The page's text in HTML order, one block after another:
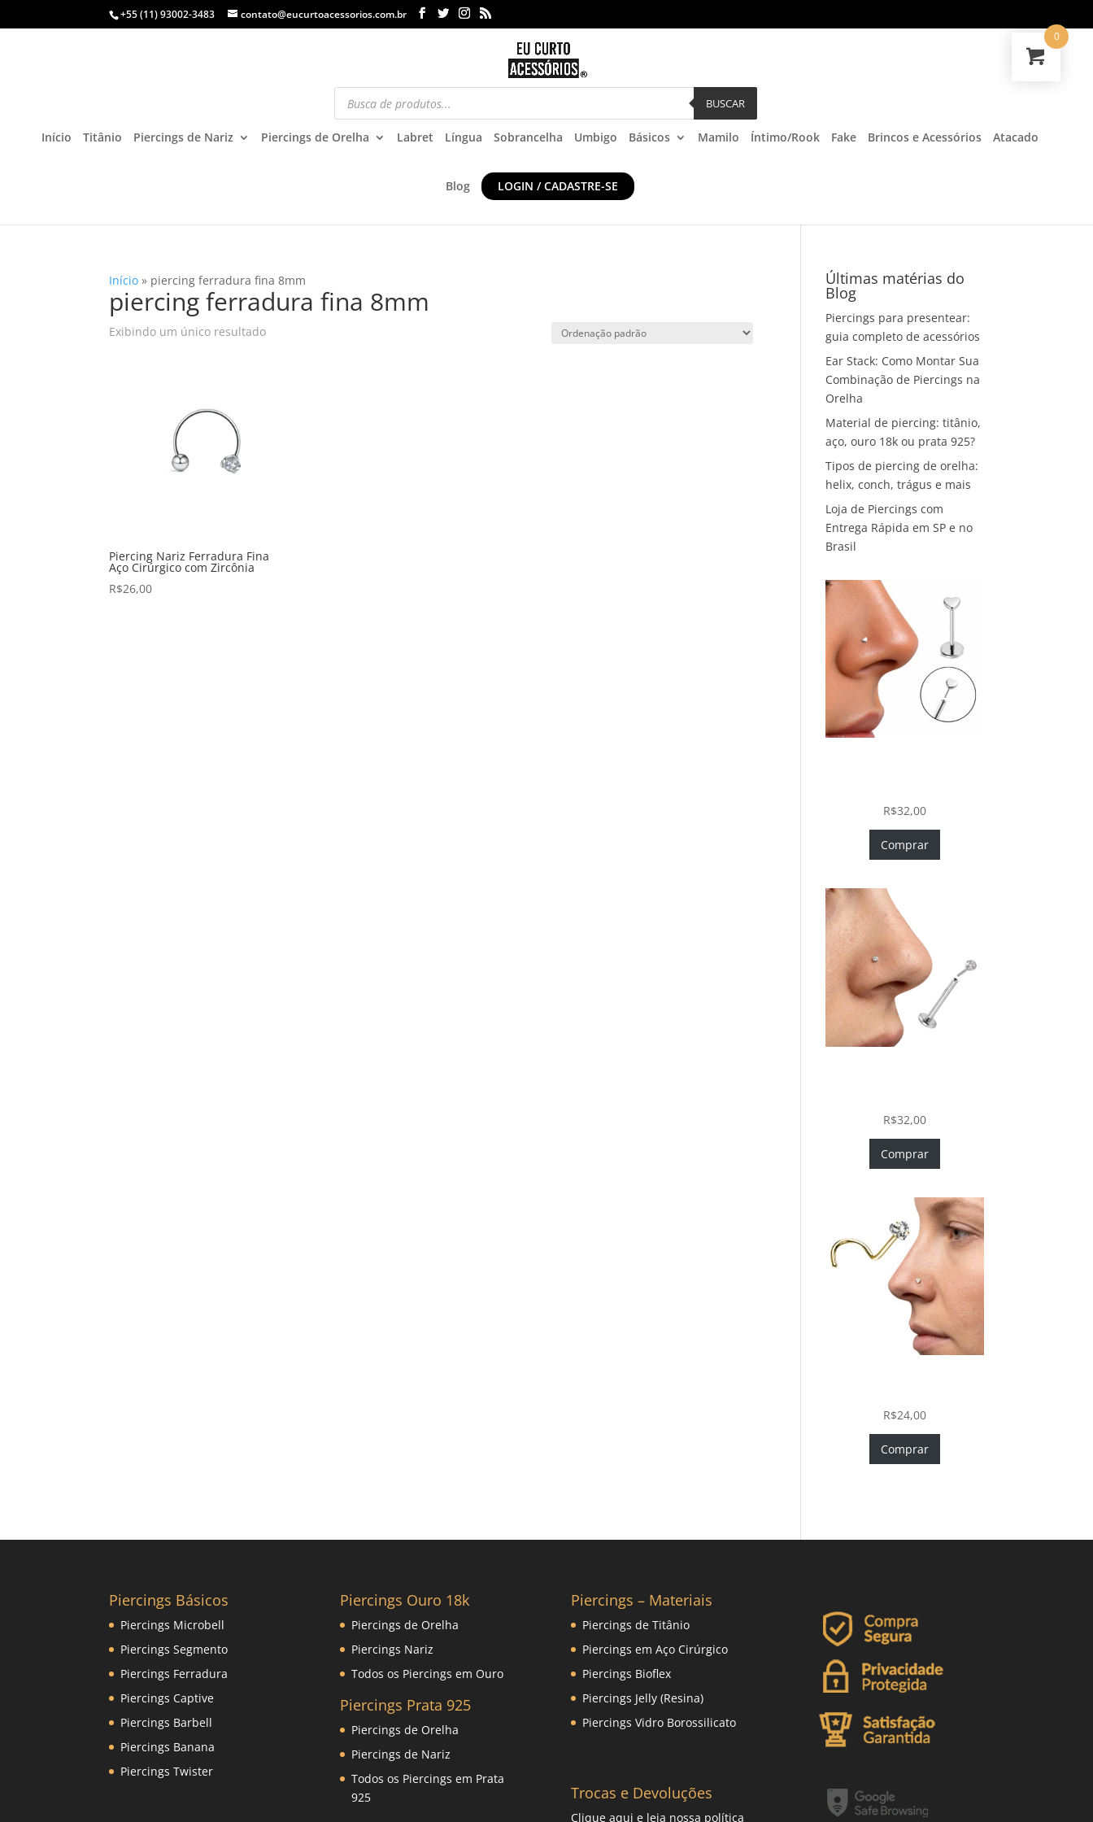
+55 (11) 93002-3483 contato@eucurtoacessorios.com.br
BUSCAR
Início Titânio Piercings de Nariz Piercings de Orelha Labret Língua Sobrancelha Umbigo Básicos Mamilo Íntimo/Rook Fake Brincos e Acessórios Atacado
Blog LOGIN / CADASTRE-SE
Início » piercing ferradura fina 8mm
piercing ferradura fina 8mm
Exibindo um único resultado
Piercing Nariz Ferradura Fina
Aço Cirúrgico com Zircônia
R$26,00
Últimas matérias do
Blog
Piercings para presentear:
guia completo de acessórios
Ear Stack: Como Montar Sua
Combinação de Piercings na
Orelha
Material de piercing: titânio,
aço, ouro 18k ou prata 925?
Tipos de piercing de orelha:
helix, conch, trágus e mais
Loja de Piercings com
Entrega Rápida em SP e no
Brasil
R$32,00
Comprar
R$32,00
Comprar
R$24,00
Comprar
Piercings Básicos
Piercings Microbell
Piercings Segmento
Piercings Ferradura
Piercings Captive
Piercings Barbell
Piercings Banana
Piercings Twister
Piercings Ouro 18k
Piercings de Orelha
Piercings Nariz
Todos os Piercings em Ouro
Piercings Prata 925
Piercings de Orelha
Piercings de Nariz
Todos os Piercings em Prata
925
Piercings – Materiais
Piercings de Titânio
Piercings em Aço Cirúrgico
Piercings Bioflex
Piercings Jelly (Resina)
Piercings Vidro Borossilicato
Trocas e Devoluções
Clique aqui e leia nossa política
0